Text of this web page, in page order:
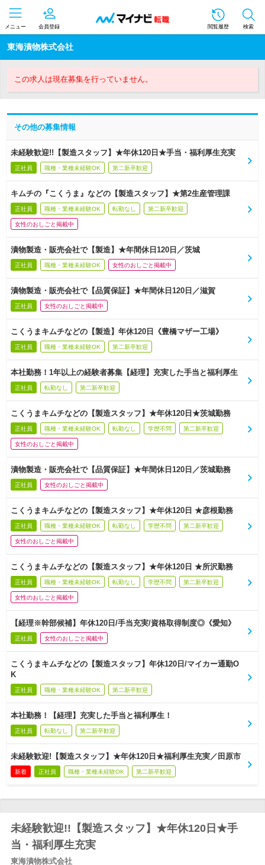
メニュー 会員登録 閲覧履歴 検索
東海漬物株式会社
この求人は現在募集を行っていません。
その他の募集情報
未経験歓迎!!【製造スタッフ】★年休120日★手当・福利厚生充実
正社員 職種・業種未経験OK 第二新卒歓迎
キムチの『こくうま』などの【製造スタッフ】★第2生産管理課
正社員 職種・業種未経験OK 転勤なし 第二新卒歓迎
女性のおしごと掲載中
漬物製造・販売会社で【製造】★年間休日120日／茨城
正社員 職種・業種未経験OK 女性のおしごと掲載中
漬物製造・販売会社で【品質保証】★年間休日120日／滋賀
正社員 女性のおしごと掲載中
こくうまキムチなどの【製造】年休120日《豊橋マザー工場》
正社員 職種・業種未経験OK 第二新卒歓迎
本社勤務！1年以上の経験者募集【経理】充実した手当と福利厚生
正社員 転勤なし 第二新卒歓迎
こくうまキムチなどの【製造スタッフ】★年休120日★茨城勤務
正社員 職種・業種未経験OK 転勤なし 学歴不問 第二新卒歓迎
女性のおしごと掲載中
漬物製造・販売会社で【品質保証】★年間休日120日／茨城勤務
正社員 女性のおしごと掲載中
こくうまキムチなどの【製造スタッフ】★年休120日 ★彦根勤務
正社員 職種・業種未経験OK 転勤なし 学歴不問 第二新卒歓迎
女性のおしごと掲載中
こくうまキムチなどの【製造スタッフ】★年休120日 ★所沢勤務
正社員 職種・業種未経験OK 転勤なし 学歴不問 第二新卒歓迎
女性のおしごと掲載中
【経理※幹部候補】年休120日/手当充実/資格取得制度◎《愛知》
正社員 女性のおしごと掲載中
こくうまキムチなどの【製造スタッフ】年休120日/マイカー通勤O
K
正社員 職種・業種未経験OK 第二新卒歓迎
本社勤務！【経理】充実した手当と福利厚生！
正社員 転勤なし 第二新卒歓迎
未経験歓迎!【製造スタッフ】★年休120日★福利厚生充実／田原市
新着 正社員 職種・業種未経験OK 第二新卒歓迎
未経験歓迎!!【製造スタッフ】★年休120日★手
当・福利厚生充実
東海漬物株式会社